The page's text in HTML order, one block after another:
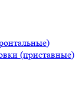
(приставные)